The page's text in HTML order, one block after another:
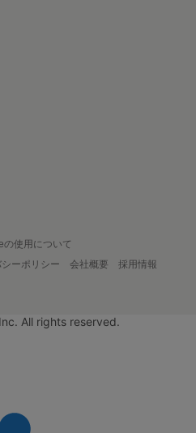
の使用について
ーポリシー 会社概要
採用情報
All rights reserved.